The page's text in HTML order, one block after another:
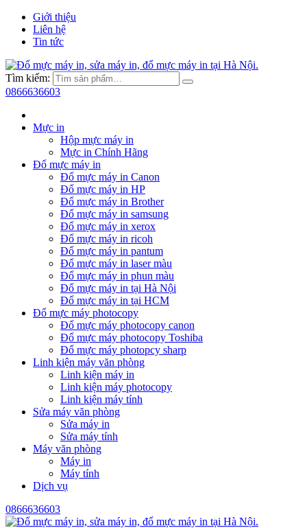
Giới thiệu
Liên hệ
Tin tức
Tìm kiếm:
0866636603
Mực in
Hộp mực máy in
Mực in Chính Hãng
Đổ mực máy in
Đổ mực máy in Canon
Đổ mực máy in HP
Đổ mực máy in Brother
Đổ mực máy in samsung
Đổ mực máy in xerox
Đổ mực máy in ricoh
Đổ mực máy in pantum
Đổ mực máy in laser màu
Đổ mực máy in phun màu
Đổ mực máy in tại Hà Nội
Đổ mực máy in tại HCM
Đổ mực máy photocopy
Đổ mực máy photocopy canon
Đổ mực máy photocopy Toshiba
Đổ mực máy photopcy sharp
Linh kiện máy văn phòng
Linh kiện máy in
Linh kiện máy photocopy
Linh kiện máy tính
Sửa máy văn phòng
Sửa máy in
Sửa máy tính
Máy văn phòng
Máy in
Máy tính
Dịch vụ
0866636603